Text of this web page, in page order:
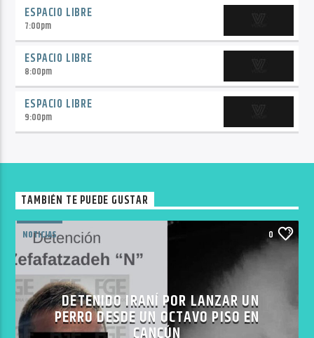
ESPACIO LIBRE
7:00pm
ESPACIO LIBRE
8:00pm
ESPACIO LIBRE
9:00pm
TAMBIÉN TE PUEDE GUSTAR
NOTICIAS 0
DETENIDO IRANÍ POR LANZAR UN
PERRO DESDE UN OCTAVO PISO EN